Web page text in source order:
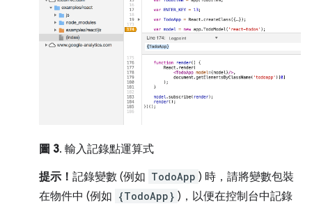
圖 3. 輸入記錄點運算式
提示！ 記錄變數 (例如 TodoApp ) 時，請將變數包裝
在物件中 (例如 {TodoApp} )，以便在控制台中記錄